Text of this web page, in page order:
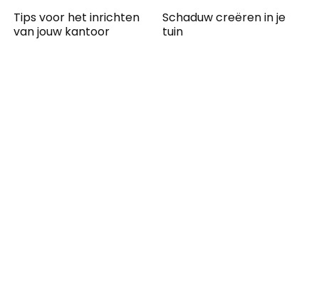
Tips voor het inrichten
van jouw kantoor
Schaduw creëren in je
tuin